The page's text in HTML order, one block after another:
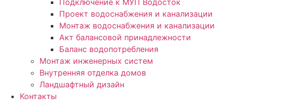
Подключение к МУП Водосток
Проект водоснабжения и канализации
Монтаж водоснабжения и канализации
Акт балансовой принадлежности
Баланс водопотребления
Монтаж инженерных систем
Внутренняя отделка домов
Ландшафтный дизайн
Контакты